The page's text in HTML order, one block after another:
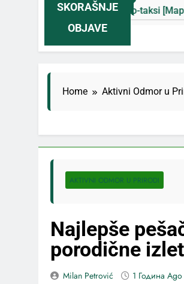
SKORAŠNJE
OBJAVE
novih eko-taksi [Mapa]
Home Aktivni Odmor u
AKTIVNI ODMOR U PRIRODI
Najlepše
porodične
Milan Petrović 1 Година Ago